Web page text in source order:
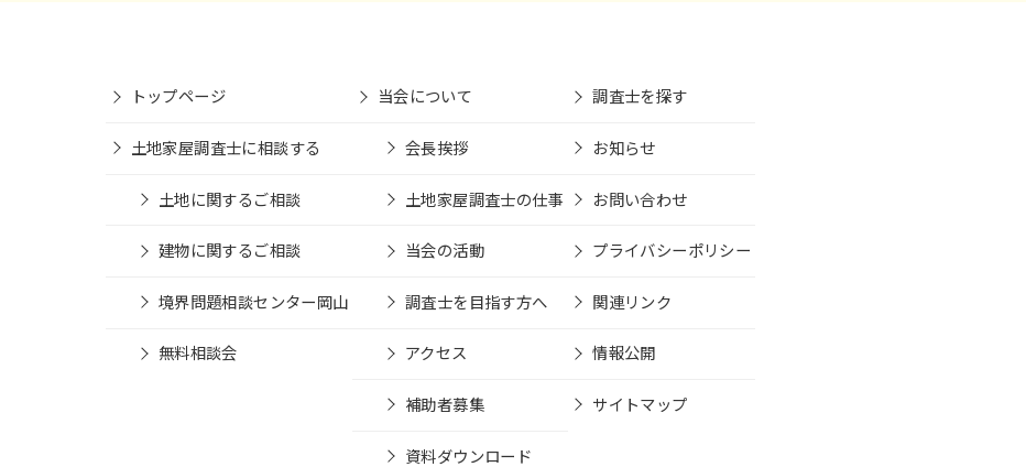
トップページ
土地家屋調査士に相談する
土地に関するご相談
建物に関するご相談
境界問題相談センター岡山
無料相談会
当会について
会長挨拶
土地家屋調査士の仕事
当会の活動
調査士を目指す方へ
アクセス
補助者募集
資料ダウンロード
調査士を探す
お知らせ
お問い合わせ
プライバシーポリシー
関連リンク
情報公開
サイトマップ